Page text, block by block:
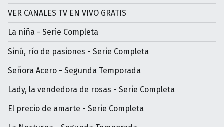
VER CANALES TV EN VIVO GRATIS
La niña - Serie Completa
Sinú, río de pasiones - Serie Completa
Señora Acero - Segunda Temporada
Lady, la vendedora de rosas - Serie Completa
El precio de amarte - Serie Completa